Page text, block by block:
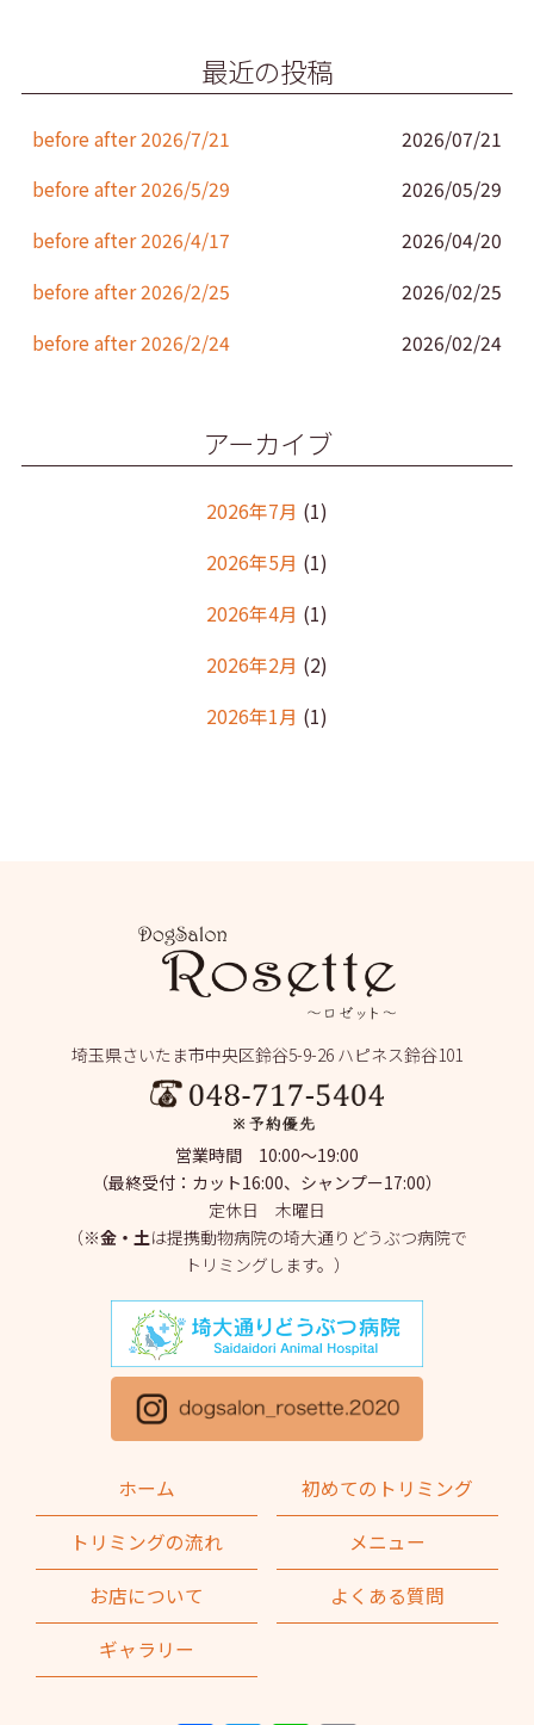
o
k
最近の投稿
before after 2026/7/21
2026/07/21
before after 2026/5/29
2026/05/29
before after 2026/4/17
2026/04/20
before after 2026/2/25
2026/02/25
before after 2026/2/24
2026/02/24
アーカイブ
2026年7月 (1)
2026年5月 (1)
2026年4月 (1)
2026年2月 (2)
2026年1月 (1)
2025年8月(2)
(2)
2025年5月(4)
2025年4月
(1)
2025年3月(2)
2025年2月(4)
2025年1月(1)
2024年12月(1)
2024年10月(2)
2024年9月
埼玉県さいたま市中央区鈴谷5-9-26 ハピネス鈴谷101
営業時間 10:00～19:00
（最終受付：カット16:00、シャンプー17:00）
定休日 木曜日
（※金・土は提携動物病院の埼大通りどうぶつ病院で
トリミングします。）
ホーム
初めてのトリミング
トリミングの流れ
メニュー
お店について
よくある質問
ギャラリー